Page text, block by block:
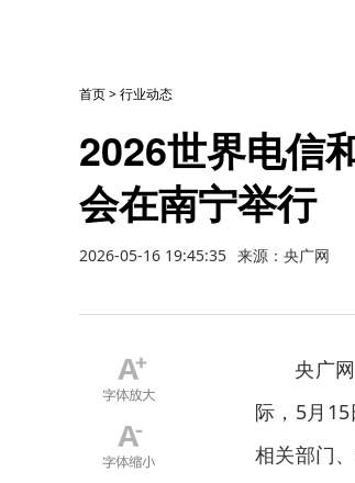
首页>行业动态
2026世界电信
会在南宁举行
2026-05-16 19:45:35 来源：央广网
央广
际，5月
相关部门